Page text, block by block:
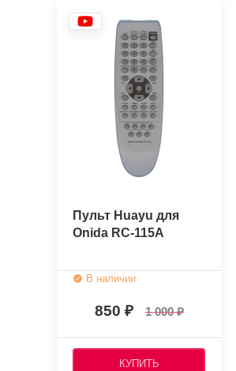
Пульт Huayu для
Onida RC-115A
В наличии
850 1 000
КУПИТЬ